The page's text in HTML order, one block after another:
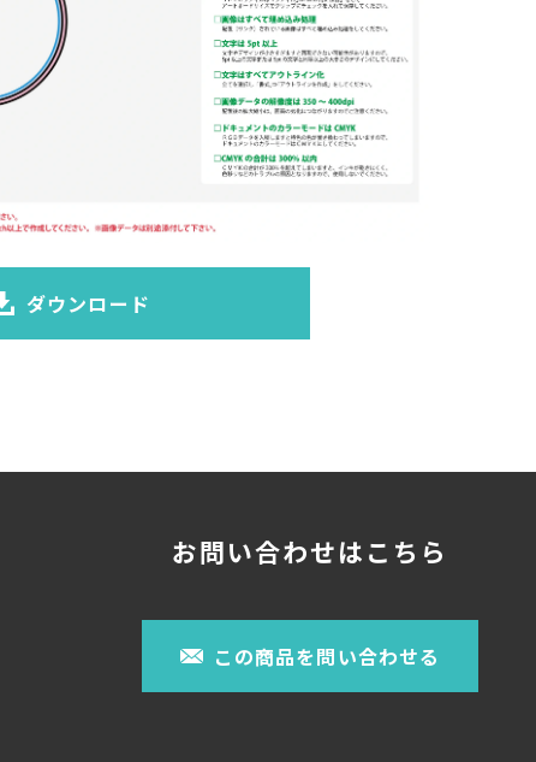
ダウンロード
お問い合わせはこちら
この商品を問い合わせる